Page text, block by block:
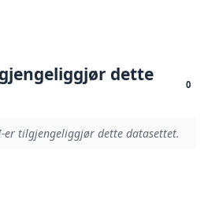
dette
0
er tilgjengeliggjør dette datasettet.